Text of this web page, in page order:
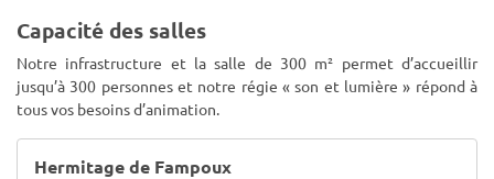
Capacité des salles
Notre infrastructure et la salle de 300 m² permet d’accueillir
jusqu’à 300 personnes et notre régie « son et lumière » répond à
tous vos besoins d’animation.
Hermitage de Fampoux